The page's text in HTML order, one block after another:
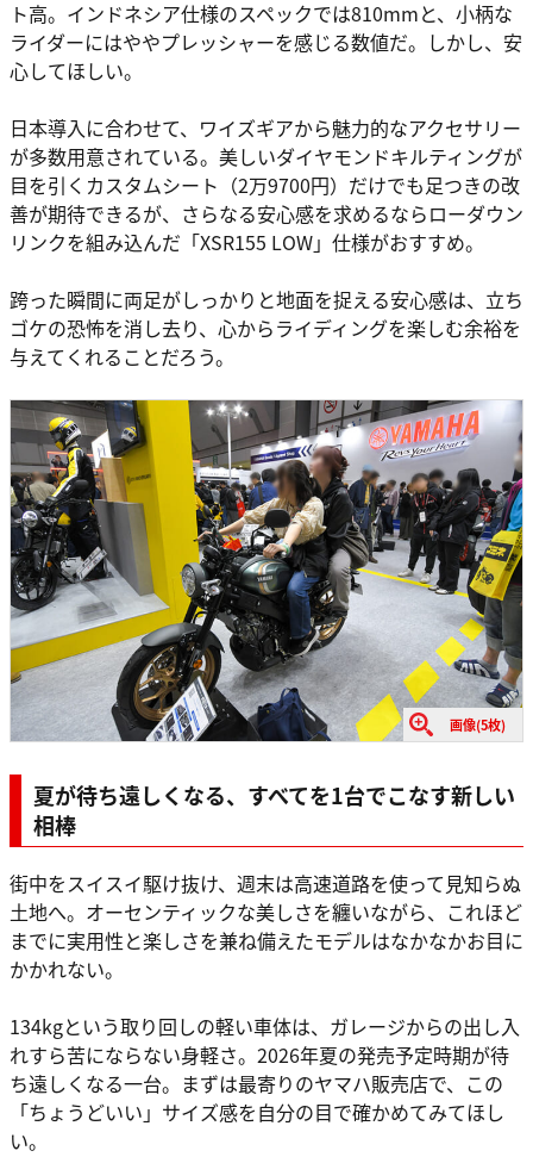
ト高。インドネシア仕様のスペックでは810mmと、小柄な
ライダーにはややプレッシャーを感じる数値だ。しかし、安
心してほしい。
日本導入に合わせて、ワイズギアから魅力的なアクセサリー
が多数用意されている。美しいダイヤモンドキルティングが
目を引くカスタムシート（2万9700円）だけでも足つきの改
善が期待できるが、さらなる安心感を求めるならローダウン
リンクを組み込んだ「XSR155 LOW」仕様がおすすめ。
跨った瞬間に両足がしっかりと地面を捉える安心感は、立ち
ゴケの恐怖を消し去り、心からライディングを楽しむ余裕を
与えてくれることだろう。
画像(5枚)
夏が待ち遠しくなる、すべてを1台でこなす新しい
相棒
街中をスイスイ駆け抜け、週末は高速道路を使って見知らぬ
土地へ。オーセンティックな美しさを纏いながら、これほど
までに実用性と楽しさを兼ね備えたモデルはなかなかお目に
かかれない。
134kgという取り回しの軽い車体は、ガレージからの出し入
れすら苦にならない身軽さ。2026年夏の発売予定時期が待
ち遠しくなる一台。まずは最寄りのヤマハ販売店で、この
「ちょうどいい」サイズ感を自分の目で確かめてみてほし
い。